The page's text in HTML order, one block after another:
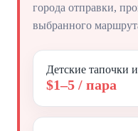
города отправки,
выбранного
Детские тапочки
$1–5 / пара